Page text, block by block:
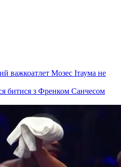
битися з Френком Санчесом